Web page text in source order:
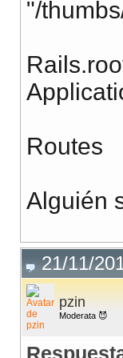
"/
Routes
Alguién
21/11/
pzin
Moderata 😈